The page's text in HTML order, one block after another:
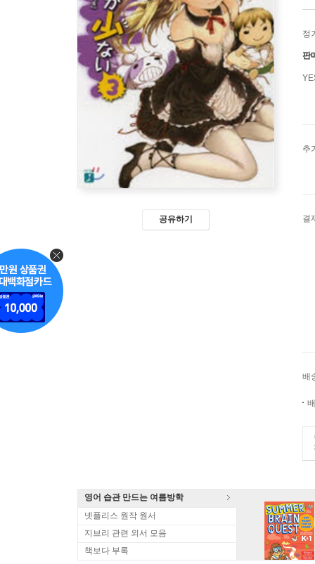
공유하기
정
판
추
결
배
영어 습관 만드는 여름방학
넷플리스 원작 원서
지브리 관련 외서 모음
책보다 부록